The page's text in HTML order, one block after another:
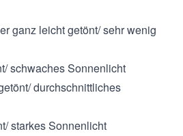
ganz leicht getönt/ sehr wenig
schwaches Sonnenlicht
durchschnittliches
starkes Sonnenlicht